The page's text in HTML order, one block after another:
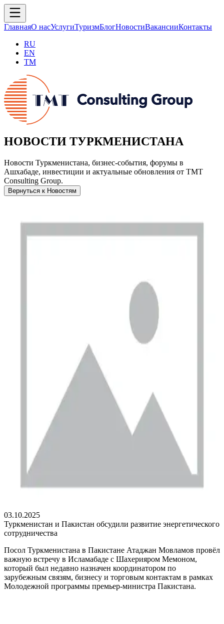
ГлавнаяО насУслугиТуризмБлогНовостиВакансииКонтакты
RU
EN
TM
НОВОСТИ ТУРКМЕНИСТАНА
Новости Туркменистана, бизнес-события, форумы в
Ашхабаде, инвестиции и актуальные обновления от TMT
Consulting Group.
Вернуться к Новостям
03.10.2025
Туркменистан и Пакистан обсудили развитие энергетического
сотрудничества
Посол Туркменистана в Пакистане Атаджан Мовламов провёл
важную встречу в Исламабаде с Шахерияром Мемоном,
который был недавно назначен координатором по
зарубежным связям, бизнесу и торговым контактам в рамках
Молодежной программы премьер-министра Пакистана.